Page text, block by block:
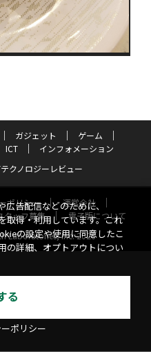
ガジェット
ゲーム
ICT
インフォメーション
クノロジーレビュー
ポリシー
運営会社
タッフ募集
電子版について
Laboratories, Inc. 2026
告配信などのために、
取得・利用しています。これ
の設定や使用に同意したこ
の詳細、オプトアウトについ
る
ポリシー